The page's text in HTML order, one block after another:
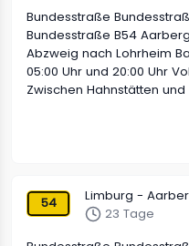
Bundesstraße
Bundesstraße B54
Abzweig nach Lohrheim
05:00 Uhr und 20:00 Uhr
Zwischen Hahnstätten
54
Limburg -
23 Tage